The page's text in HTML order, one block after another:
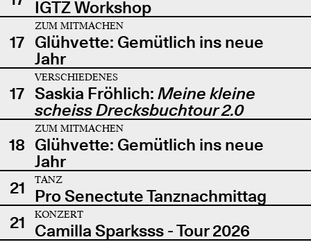
IGTZ Workshop
17
ZUM MITMACHEN
Glühvette: Gemütlich ins neue
Jahr
17
VERSCHIEDENES
Saskia Fröhlich: Meine kleine
scheiss Drecksbuchtour 2.0
18
ZUM MITMACHEN
Glühvette: Gemütlich ins neue
Jahr
21
TANZ
Pro Senectute Tanznachmittag
21
KONZERT
Camilla Sparksss - Tour 2026